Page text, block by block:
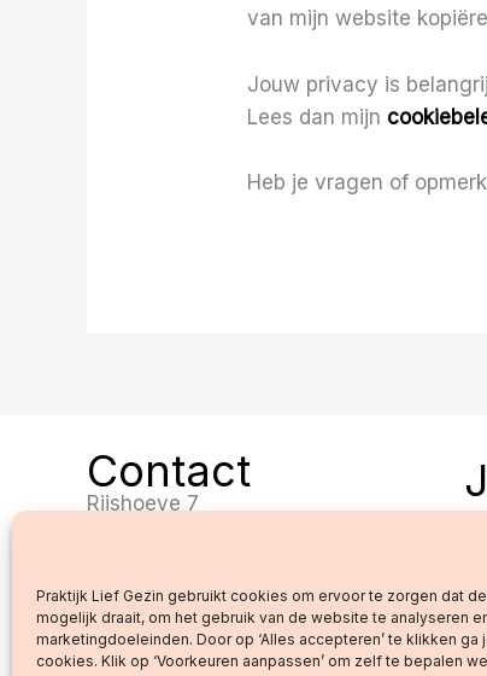
Praktijk Lief Gezin gebruikt cookies om ervoor te zorgen dat
mogelijk draait, om het gebruik van de website te analyseren
marketingdoeleinden. Door op ‘Alles accepteren’ te klikken ga
cookies. Klik op ‘Voorkeuren aanpassen’ om zelf te bepalen
van mijn website
Jouw privacy is
Lees dan mijn
Heb je vragen of
Contact
Rijshoeve 7
06-40400110
silvia@praktijkliefgezin.nl